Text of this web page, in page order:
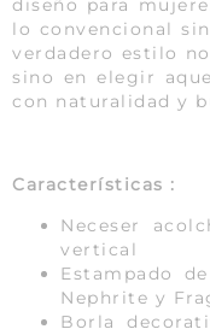
diseño para
lo convencional
verdadero estilo
sino en elegir
con naturalidad y
Características :
Neceser
vertical
Estampado
Nephrite y
Borla